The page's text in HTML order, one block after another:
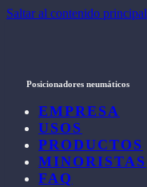
Saltar al contenido principal
Posicionadores neumáticos
EMPRESA
USOS
PRODUCTOS
MINORISTAS
FAQ